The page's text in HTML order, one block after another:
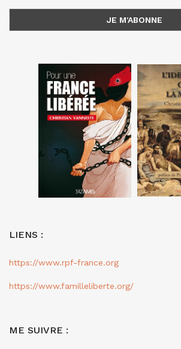
LIENS :
https://www.rpf-france.org
https://www.familleliberte.org/
ME SUIVRE :